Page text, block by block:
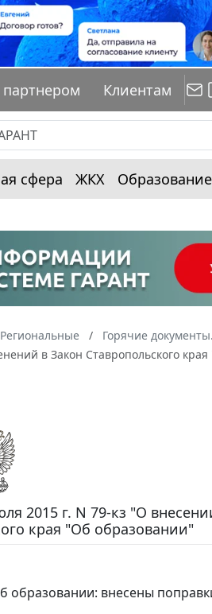
партнером Клиентам
сфера ЖКХ Образование
Региональные Горячие
в Закон Ставропольского
2015 г. N 79-кз "О
края "Об образовании"
образовании: внесены